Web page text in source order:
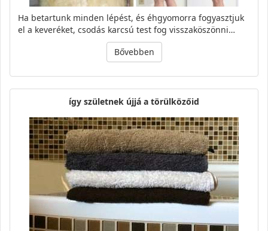
Ha betartunk minden lépést, és éhgyomorra fogyasztjuk
el a keveréket, csodás karcsú test fog visszaköszönni…
Bővebben
így születnek újjá a törülközőid